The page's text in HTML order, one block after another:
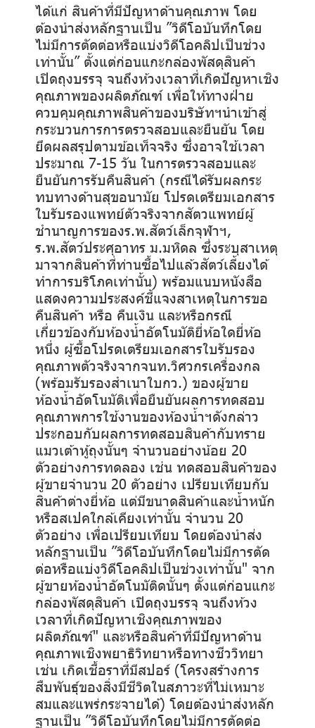
ได้แก่ สินค้าที่มีปัญหาด้านคุณภาพ โดย
ต้องนำส่งหลักฐานเป็น ”วิดีโอบันทึกโดย
ไม่มีการตัดต่อหรือแบ่งวิดีโอคลิปเป็นช่วง
เท่านั้น” ตั้งแต่ก่อนแกะกล่องพัสดุสินค้า
เปิดถุงบรรจุ จนถึงห้วงเวลาที่เกิดปัญหาเชิง
คุณภาพของผลิตภัณฑ์ เพื่อให้ทางฝ่าย
ควบคุมคุณภาพสินค้าของบริษัทฯนำเข้าสู่
กระบวนการการตรวจสอบและยืนยัน โดย
ยึดผลสรุปตามข้อเท็จจริง ซึ่งอาจใช้เวลา
ประมาณ 7-15 วัน ในการตรวจสอบและ
ยืนยันการรับคืนสินค้า (กรณีได้รับผลกระ
ทบทางด้านสุขอนามัย โปรดเตรียมเอกสาร
ใบรับรองแพทย์ตัวจริงจากสัตวแพทย์ผู้
ชำนาญการของร.พ.สัตว์เล็กจุฬาฯ,
ร.พ.สัตว์ประศุอาทร ม.มหิดล ซึ่งระบุสาเหตุ
มาจากสินค้าที่ท่านซื้อไปแล้วสัตว์เลี้ยงได้
ทำการบริโภคเท่านั้น) พร้อมแนบหนังสือ
แสดงความประสงค์ชี้แจงสาเหตุในการขอ
คืนสินค้า หรือ คืนเงิน และหรือกรณี
เกี่ยวข้องกับห้องน้ำอัตโนมัติยี่ห้อใดยี่ห้อ
หนึ่ง ผู้ซื้อโปรดเตรียมเอกสารใบรับรอง
คุณภาพตัวจริงจากจนท.วิศวกรเครื่องกล
(พร้อมรับรองสำเนาใบกว.) ของผู้ขาย
ห้องน้ำอัตโนมัติเพื่อยืนยันผลการทดสอบ
คุณภาพการใช้งานของห้องน้ำฯดังกล่าว
ประกอบกับผลการทดสอบสินค้ากับทราย
แมวเต้าหู้ถุงนั้นๆ จำนวนอย่างน้อย 20
ตัวอย่างการทดลอง เช่น ทดสอบสินค้าของ
ผู้ขายจำนวน 20 ตัวอย่าง เปรียบเทียบกับ
สินค้าต่างยี่ห้อ แต่มีขนาดสินค้าและน้ำหนัก
หรือสเปคใกล้เคียงเท่านั้น จำนวน 20
ตัวอย่าง เพื่อเปรียบเทียบ โดยต้องนำส่ง
หลักฐานเป็น ”วิดีโอบันทึกโดยไม่มีการตัด
ต่อหรือแบ่งวิดีโอคลิปเป็นช่วงเท่านั้น" จาก
ผู้ขายห้องน้ำอัตโนมัติดนั้นๆ ตั้งแต่ก่อนแกะ
กล่องพัสดุสินค้า เปิดถุงบรรจุ จนถึงห้วง
เวลาที่เกิดปัญหาเชิงคุณภาพของ
ผลิตภัณฑ์" และหรือสินค้าที่มีปัญหาด้าน
คุณภาพเชิงพยาธิวิทยาหรือทางชีววิทยา
เช่น เกิดเชื้อราที่มีสปอร์ (โครงสร้างการ
สืบพันธุ์ของสิ่งมีชีวิตในสภาวะที่ไม่เหมาะ
สมและแพร่กระจายได้) โดยต้องนำส่งหลัก
ฐานเป็น ”วิดีโอบันทึกโดยไม่มีการตัดต่อ